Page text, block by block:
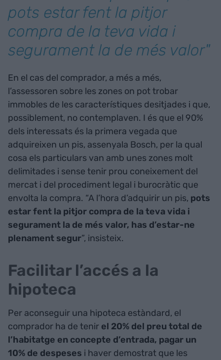
pots estar fent la pitjor
compra de la teva vida i
segurament la de més valor"
En el cas del comprador, a més a més,
l’assessoren sobre les zones on pot trobar
immobles de les característiques desitjades i que,
possiblement, no contemplaven. I és que el 90%
dels interessats és la primera vegada que
adquireixen un pis, assenyala Bosch, per la qual
cosa els particulars van amb unes zones molt
delimitades i sense tenir prou coneixement del
mercat i del procediment legal i burocràtic que
envolta la compra. “A l’hora d’adquirir un pis, pots
estar fent la pitjor compra de la teva vida i
segurament la de més valor, has d’estar-ne
plenament segur”, insisteix.
Facilitar l’accés a la
hipoteca
Per aconseguir una hipoteca estàndard, el
comprador ha de tenir el 20% del preu total de
l’habitatge en concepte d’entrada, pagar un
10% de despeses i haver demostrat que les